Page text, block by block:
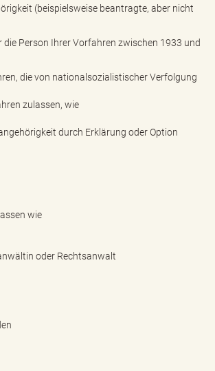
(beispielsweise beantragte, aber nicht
Person Ihrer Vorfahren zwischen 1933 und
die von nationalsozialistischer Verfolgung
zulassen, wie
durch Erklärung oder Option
wie
oder Rechtsanwalt